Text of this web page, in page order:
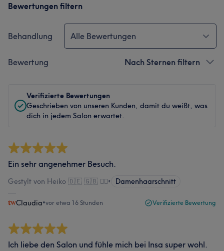
Bewertungen filtern
Behandlung Alle Bewertungen
Bewertung Nach Sternen filtern
Verifizierte Bewertungen
Geschrieben von unseren Kunden, damit du weißt, was
dich in jedem Salon erwartet.
Ein sehr angenehmer Besuch.
Gestylt von Heiko 🇩🇪 🇬🇧 🏳️‍🌈• Damenhaarschnitt
Claudia•vor etwa 16 Stunden Verifizierte Bewertung
Ich liebe den Salon und fühle mich bei Insa super wohl.